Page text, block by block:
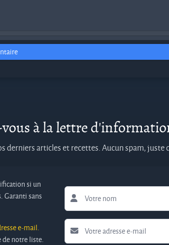
à la lettre
derniers articles et recettes. Aucun spam, juste
si un
Garanti sans
e-mail.
de notre liste.